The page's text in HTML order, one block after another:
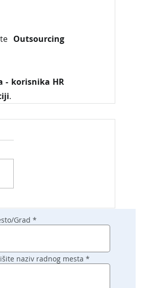
Outsourcing
- korisnika HR
.
Grad
naziv radnog mesta